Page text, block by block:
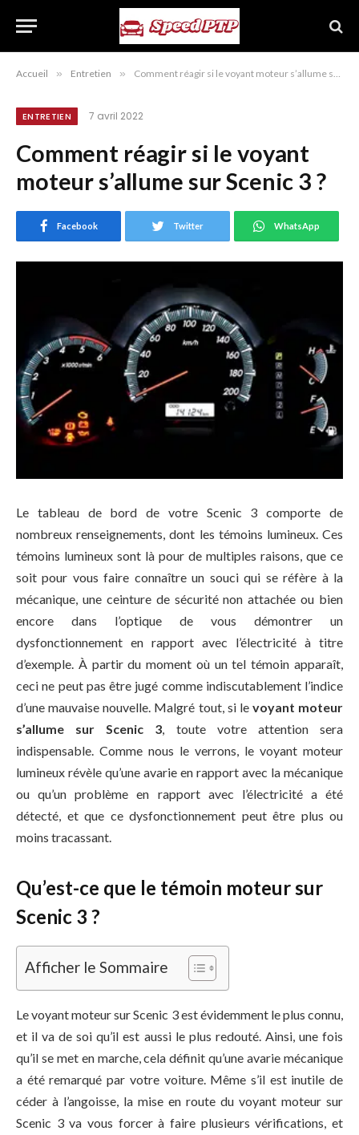
Accueil » Entretien » Comment réagir si le voyant moteur s’allume sur Scenic 3 ?
ENTRETIEN 7 avril 2022
Comment réagir si le voyant
moteur s’allume sur Scenic 3 ?
Facebook Twitter WhatsApp
Le tableau de bord de votre Scenic 3 comporte de
nombreux renseignements, dont les témoins lumineux. Ces
témoins lumineux sont là pour de multiples raisons, que ce
soit pour vous faire connaître un souci qui se réfère à la
mécanique, une ceinture de sécurité non attachée ou bien
encore dans l’optique de vous démontrer un
dysfonctionnement en rapport avec l’électricité à titre
d’exemple. À partir du moment où un tel témoin apparaît,
ceci ne peut pas être jugé comme indiscutablement l’indice
d’une mauvaise nouvelle. Malgré tout, si le voyant moteur
s’allume sur Scenic 3 , toute votre attention sera
indispensable. Comme nous le verrons, le voyant moteur
lumineux révèle qu’une avarie en rapport avec la mécanique
ou qu’un problème en rapport avec l’électricité a été
détecté, et que ce dysfonctionnement peut être plus ou
moins tracassant.
Qu’est-ce que le témoin moteur sur
Scenic 3 ?
Afficher le Sommaire
Le voyant moteur sur Scenic 3 est évidemment le plus connu,
et il va de soi qu’il est aussi le plus redouté. Ainsi, une fois
qu’il se met en marche, cela définit qu’une avarie mécanique
a été remarqué par votre voiture. Même s’il est inutile de
céder à l’angoisse, la mise en route du voyant moteur sur
Scenic 3 va vous forcer à faire plusieurs vérifications, et